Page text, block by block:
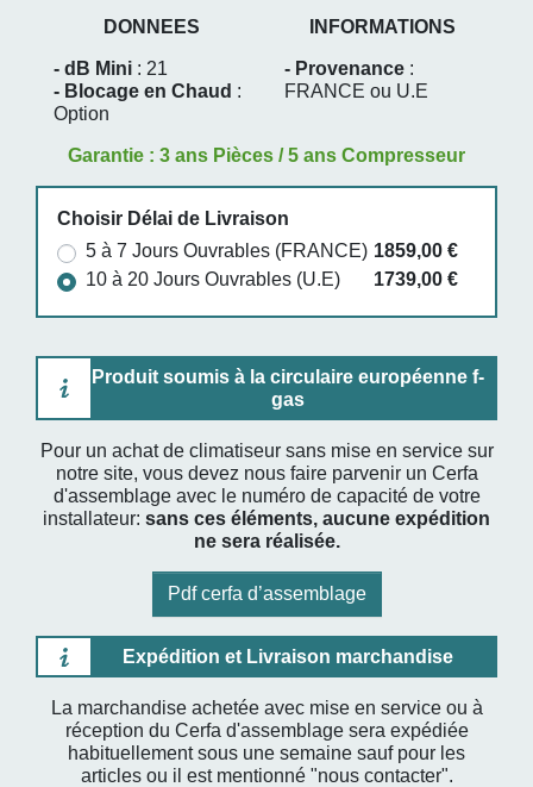
DONNEES
- dB Mini : 21
- Blocage en Chaud :
Option
INFORMATIONS
- Provenance :
FRANCE ou U.E
Garantie : 3 ans Pièces / 5 ans Compresseur
Choisir Délai de Livraison
5 à 7 Jours Ouvrables (FRANCE) 1859,00 €
10 à 20 Jours Ouvrables (U.E)
1739,00 €
Produit soumis à la circulaire européenne f-
gas
Pour un achat de climatiseur sans mise en service sur
notre site, vous devez nous faire parvenir un Cerfa
d'assemblage avec le numéro de capacité de votre
installateur: sans ces éléments, aucune expédition
ne sera réalisée.
Pdf cerfa d’assemblage
Expédition et Livraison marchandise
La marchandise achetée avec mise en service ou à
réception du Cerfa d'assemblage sera expédiée
habituellement sous une semaine sauf pour les
articles ou il est mentionné "nous contacter".